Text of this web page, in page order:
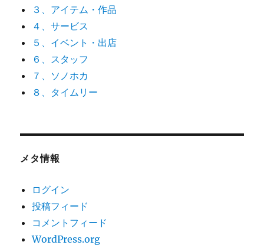
３、アイテム・作品
４、サービス
５、イベント・出店
６、スタッフ
７、ソノホカ
８、タイムリー
メタ情報
ログイン
投稿フィード
コメントフィード
WordPress.org